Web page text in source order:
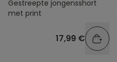
Gestreepte jongensshort
met print
17,99 €